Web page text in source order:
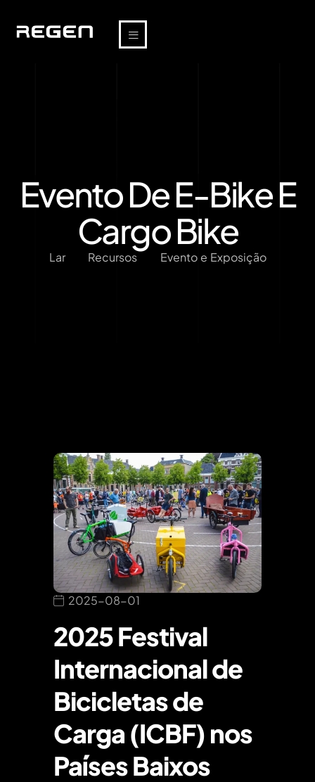
Evento De E-Bike E
Cargo Bike
Lar Recursos Evento e Exposição
2025-08-01
2025 Festival
Internacional de
Bicicletas de
Carga (ICBF) nos
Países Baixos